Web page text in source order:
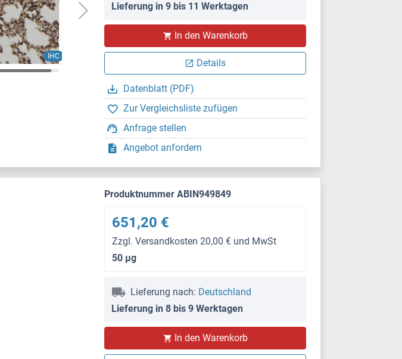
IHC
Lieferung in 9 bis 11 Werktagen
In den Warenkorb
Details
Datenblatt (PDF)
Zur Vergleichsliste zufügen
Anfrage stellen
Angebot anfordern
Produktnummer ABIN949849
651,20 €
Zzgl. Versandkosten 20,00 € und MwSt
50 μg
Lieferung nach: Deutschland
Lieferung in 8 bis 9 Werktagen
In den Warenkorb